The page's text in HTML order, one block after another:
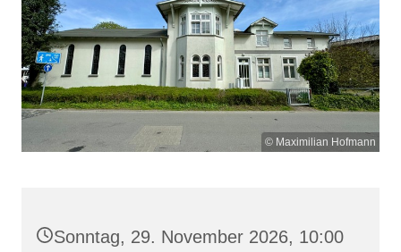
© Maximilian Hofmann
Sonntag, 29. November 2026, 10:00